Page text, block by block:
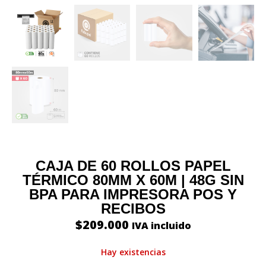
CAJA DE 60 ROLLOS PAPEL
TÉRMICO 80MM X 60M | 48G SIN
BPA PARA IMPRESORA POS Y
RECIBOS
$209.000 IVA incluido
Hay existencias